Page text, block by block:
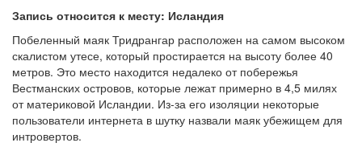
Запись относится к месту: Исландия
Побеленный маяк Тридрангар расположен на самом высоком
скалистом утесе, который простирается на высоту более 40
метров. Это место находится недалеко от побережья
Вестманских островов, которые лежат примерно в 4,5 милях
от материковой Исландии. Из-за его изоляции некоторые
пользователи интернета в шутку назвали маяк убежищем для
интровертов.